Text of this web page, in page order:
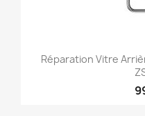
Réparation Vitre